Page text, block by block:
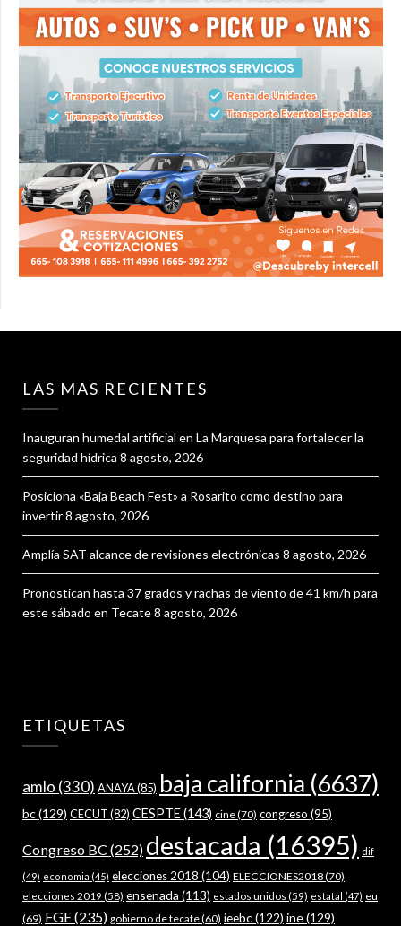
LAS MAS RECIENTES
Inauguran humedal artificial en La Marquesa para fortalecer la
seguridad hídrica 8 agosto, 2026
Posiciona «Baja Beach Fest» a Rosarito como destino para
invertir8 agosto, 2026
Amplía SAT alcance de revisiones electrónicas 8 agosto, 2026
Pronostican hasta 37 grados y rachas de viento de 41 km/h para
este sábado en Tecate8 agosto, 2026
ETIQUETAS
amlo (330) ANAYA(85) baja california (6637)
bc(129) CECUT(82) CESPTE (143) cine(70) congreso (95)
Congreso BC (252) destacada (16395) dif
(49) economia (45) elecciones 2018 (104) ELECCIONES2018(70)
elecciones 2019 (58) ensenada (113) estados unidos (59) estatal (47) eu
(69) FGE(235) gobierno de tecate(60) ieebc(122) ine(129)